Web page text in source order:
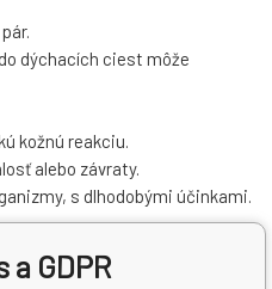
dýchacích ciest môže
kožnú reakciu.
alebo závraty.
s dlhodobými účinkami.
GDPR